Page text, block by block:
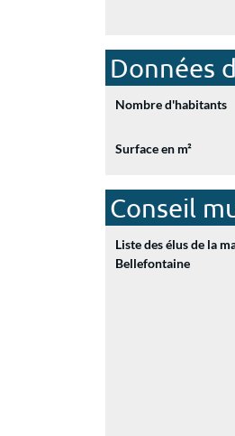
Données
Nombre d'habitants
Surface en m²
Conseil
Liste des élus de la
Bellefontaine